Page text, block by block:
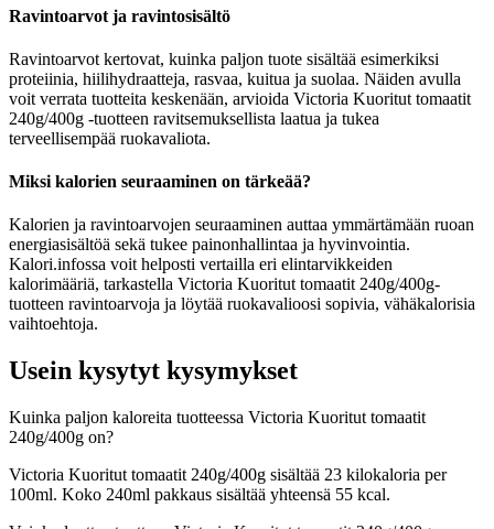
Ravintoarvot ja ravintosisältö
Ravintoarvot kertovat, kuinka paljon tuote sisältää esimerkiksi
proteiinia, hiilihydraatteja, rasvaa, kuitua ja suolaa. Näiden avulla
voit verrata tuotteita keskenään, arvioida Victoria Kuoritut tomaatit
240g/400g -tuotteen ravitsemuksellista laatua ja tukea
terveellisempää ruokavaliota.
Miksi kalorien seuraaminen on tärkeää?
Kalorien ja ravintoarvojen seuraaminen auttaa ymmärtämään ruoan
energiasisältöä sekä tukee painonhallintaa ja hyvinvointia.
Kalori.infossa voit helposti vertailla eri elintarvikkeiden
kalorimääriä, tarkastella Victoria Kuoritut tomaatit 240g/400g-
tuotteen ravintoarvoja ja löytää ruokavalioosi sopivia, vähäkalorisia
vaihtoehtoja.
Usein kysytyt kysymykset
Kuinka paljon kaloreita tuotteessa Victoria Kuoritut tomaatit
240g/400g on?
Victoria Kuoritut tomaatit 240g/400g sisältää 23 kilokaloria per
100ml. Koko 240ml pakkaus sisältää yhteensä 55 kcal.